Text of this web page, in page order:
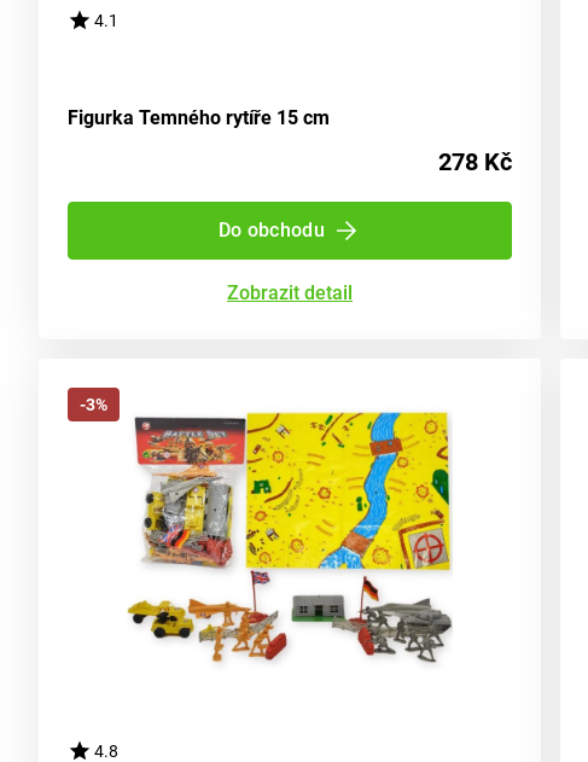
4.1
Figurka Temného rytíře 15 cm
278 Kč
Do obchodu
Zobrazit detail
-3%
4.8